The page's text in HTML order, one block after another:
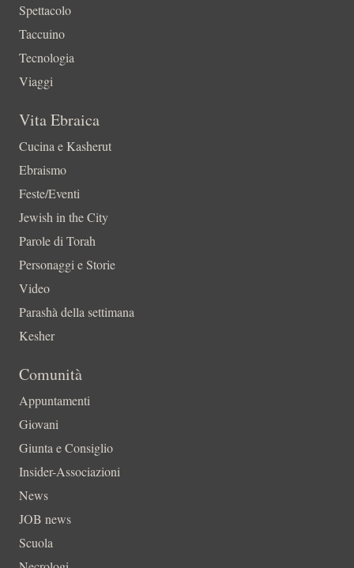
Spettacolo
Taccuino
Tecnologia
Viaggi
Vita Ebraica
Cucina e Kasherut
Ebraismo
Feste/Eventi
Jewish in the City
Parole di Torah
Personaggi e Storie
Video
Parashà della settimana
Kesher
Comunità
Appuntamenti
Giovani
Giunta e Consiglio
Insider-Associazioni
News
JOB news
Scuola